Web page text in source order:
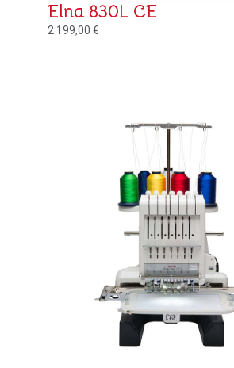
Elna 830L CE
2 199,00 €